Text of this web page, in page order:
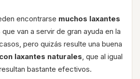
encontrarse muchos laxantes
que van a servir de gran ayuda en la
pero quizás resulte una buena
con laxantes naturales , que al igual
bastante efectivos.